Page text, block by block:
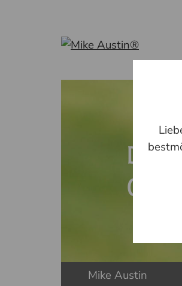
DAS
GOLF
Mike Austin